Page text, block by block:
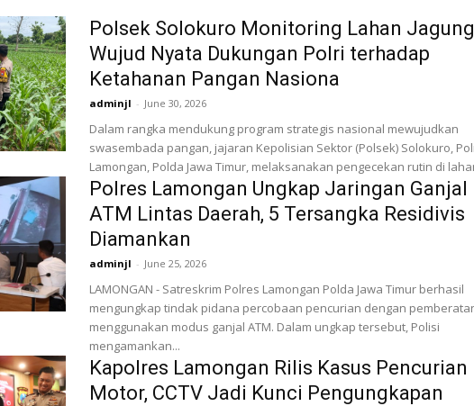
Polsek Solokuro Monitoring Lahan
Wujud Nyata Dukungan Polri terhadap
Ketahanan Pangan Nasiona
adminjl - June 30, 2026
Dalam rangka mendukung program strategis nasional mewujudkan
swasembada pangan, jajaran Kepolisian Sektor (Polsek) Solokuro,
Lamongan, Polda Jawa Timur, melaksanakan pengecekan rutin di
Polres Lamongan Ungkap Jaringan Ganjal
ATM Lintas Daerah, 5 Tersangka Residivis
Diamankan
adminjl - June 25, 2026
LAMONGAN - Satreskrim Polres Lamongan Polda Jawa Timur berhasil
mengungkap tindak pidana percobaan pencurian dengan
menggunakan modus ganjal ATM. Dalam ungkap tersebut, Polisi
mengamankan...
Kapolres Lamongan Rilis Kasus Pencurian
Motor, CCTV Jadi Kunci Pengungkapan